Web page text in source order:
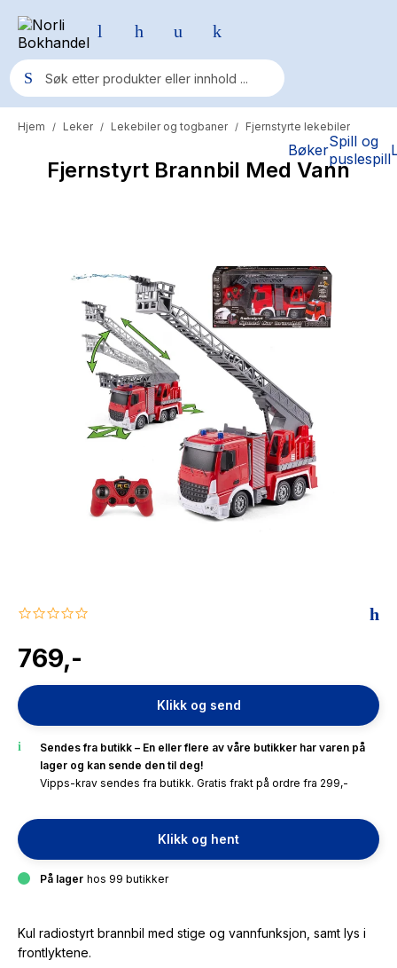
BøkerSpill og
puslespill
Populære søk
Pokemon
Elizabeth Strout
Hitster
Hypopressiv trening
The Housemaid
Hjem / Leker / Lekebiler og togbaner / Fjernstyrte lekebiler
Fjernstyrt Brannbil Med Vann
0.0
rating
769,-
Klikk og send
Sendes fra butikk – En eller flere av våre butikker har varen på
lager og kan sende den til deg!
Vipps-krav sendes fra butikk. Gratis frakt på ordre fra 299,-
Klikk og hent
På lager hos 99 butikker
Kul radiostyrt brannbil med stige og vannfunksjon, samt lys i
frontlyktene.